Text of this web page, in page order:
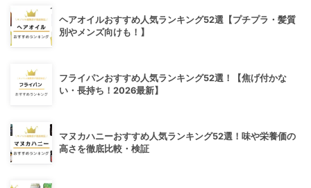
ヘアオイルおすすめ人気ランキング52選【プチプラ・髪質
別やメンズ向けも！】
フライパンおすすめ人気ランキング52選！【焦げ付かな
い・長持ち！2026最新】
マヌカハニーおすすめ人気ランキング52選！味や栄養価の
高さを徹底比較・検証